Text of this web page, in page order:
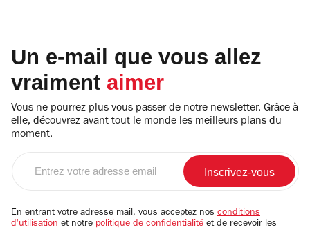
Un e-mail que vous allez
vraiment aimer
Vous ne pourrez plus vous passer de notre newsletter. Grâce à
elle, découvrez avant tout le monde les meilleurs plans du
moment.
email
En entrant votre adresse mail, vous acceptez nos conditions
d'utilisation et notre politique de confidentialité et de recevoir les